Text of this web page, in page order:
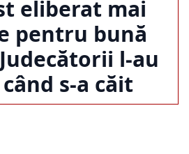
eliberat mai
pentru bună
l-au
s-a căit